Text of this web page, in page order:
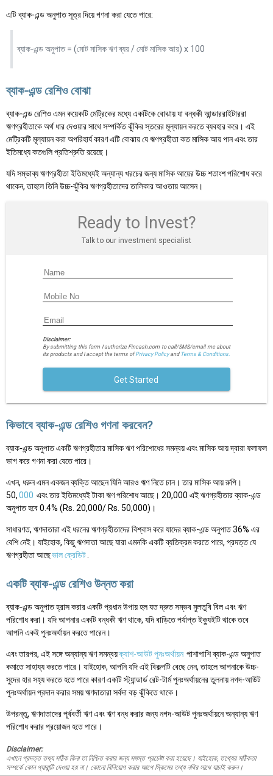
এটি ব্যাক-এন্ড অনুপাত সূত্র দিয়ে গণনা করা যেতে পারে:
ব্যাক-এন্ড অনুপাত = (মোট মাসিক ঋণ ব্যয় / মোট মাসিক আয়) x 100
ব্যাক-এন্ড রেশিও বোঝা
ব্যাক-এন্ড রেশিও এমন কয়েকটি মেট্রিকের মধ্যে একটিকে বোঝায় যা বন্ধকী আন্ডাররাইটাররা
ঋণগ্রহীতাকে অর্থ ধার দেওয়ার সাথে সম্পর্কিত ঝুঁকির স্তরের মূল্যায়ন করতে ব্যবহার করে। এই
মেট্রিকটি মূল্যায়ন করা অপরিহার্য কারণ এটি বোঝায় যে ঋণগ্রহীতা কত মাসিক আয় পান এবং তার
ইতিমধ্যে কতগুলি প্রতিশ্রুতি রয়েছে।
যদি সম্ভাব্য ঋণগ্রহীতা ইতিমধ্যেই অন্যান্য খরচের জন্য মাসিক আয়ের উচ্চ শতাংশ পরিশোধ করে
থাকেন, তাহলে তিনি উচ্চ-ঝুঁকির ঋণগ্রহীতাদের তালিকার আওতায় আসেন।
Ready to Invest?
Talk to our investment specialist
Disclaimer:
By submitting this form I authorize Fincash.com to call/SMS/email me about
its products and I accept the terms ofPrivacy Policyand Terms & Conditions.
Get Started
কিভাবে ব্যাক-এন্ড রেশিও গণনা করবেন?
ব্যাক-এন্ড অনুপাত একটি ঋণগ্রহীতার মাসিক ঋণ পরিশোধের সমন্বয় এবং মাসিক আয় দ্বারা ফলাফল
ভাগ করে গণনা করা যেতে পারে।
এখন, ধরুন এমন একজন ব্যক্তি আছেন যিনি আরও ঋণ নিতে চান। তার মাসিক আয় রুপি।
50,000 এবং তার ইতিমধ্যেই টাকা ঋণ পরিশোধ আছে। 20,000 এই ঋণগ্রহীতার ব্যাক-এন্ড
অনুপাত হবে 0.4% (Rs. 20,000/ Rs. 50,000)।
সাধারণত, ঋণদাতারা এই ধরনের ঋণগ্রহীতাদের বিশ্বাস করে যাদের ব্যাক-এন্ড অনুপাত 36% এর
বেশি নেই। যাইহোক, কিছু ঋণদাতা আছে যারা এমনকি একটি ব্যতিক্রম করতে পারে, প্রদত্ত যে
ঋণগ্রহীতা আছেভাল ক্রেডিট
একটি ব্যাক-এন্ড রেশিও উন্নত করা
ব্যাক-এন্ড অনুপাত হ্রাস করার একটি প্রধান উপায় হল যত দ্রুত সম্ভব মুলতুবি বিল এবং ঋণ
পরিশোধ করা। যদি আপনার একটি বন্ধকী ঋণ থাকে, যদি বাড়িতে পর্যাপ্ত ইক্যুইটি থাকে তবে
আপনি একই পুনঃঅর্থায়ন করতে পারেন।
এবং তারপর, এই সঙ্গে অন্যান্য ঋণ সমন্বয়ক্যাশ-আউট পুনঃঅর্থায়ন পাশাপাশি ব্যাক-এন্ড অনুপাত
কমাতে সাহায্য করতে পারে। যাইহোক, আপনি যদি এই বিকল্পটি বেছে নেন, তাহলে আপনাকে উচ্চ-
সুদের হার সহ্য করতে হতে পারে কারণ একটি স্ট্যান্ডার্ড রেট-টার্ম পুনঃঅর্থায়নের তুলনায় নগদ-আউট
পুনঃঅর্থায়ন প্রদান করার সময় ঋণদাতারা সর্বদা বড় ঝুঁকিতে থাকে।
উপরন্তু, ঋণদাতাদের পূর্ববর্তী ঋণ এবং ঋণ বন্ধ করার জন্য নগদ-আউট পুনঃঅর্থায়নে অন্যান্য ঋণ
পরিশোধ করার প্রয়োজন হতে পারে।
Disclaimer:
এখানে প্রদত্ত তথ্য সঠিক কিনা তা নিশ্চিত করার জন্য সমস্ত প্রচেষ্টা করা হয়েছে। যাইহোক, তথ্যের সঠিকতা
সম্পর্কে কোন গ্যারান্টি দেওয়া হয় না। কোনো বিনিয়োগ করার আগে স্কিমের তথ্য নথির সাথে যাচাই করুন।